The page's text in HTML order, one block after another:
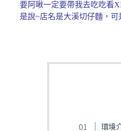
要阿啾一定要帶我去吃吃看
是說~店名是大溪切仔麵，
環境